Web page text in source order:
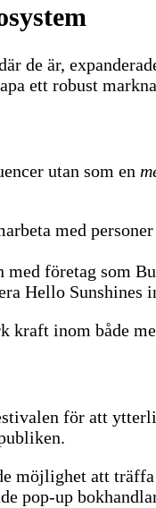
de är,
ett robust
utan som en
med
med företag som
Hello Sunshines
kraft inom både
för att
möjlighet att
pop-up